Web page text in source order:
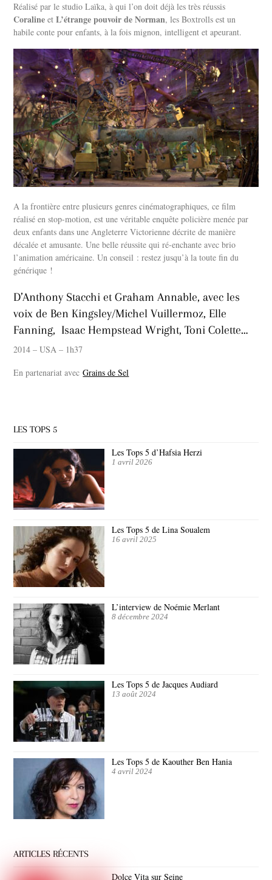
Réalisé par le studio Laïka, à qui l’on doit déjà les très réussis
Coraline etL’étrange pouvoir de Norman, les Boxtrolls est un
habile conte pour enfants, à la fois mignon, intelligent et apeurant.
A la frontière entre plusieurs genres cinématographiques, ce film
réalisé en stop-motion, est une véritable enquête policière menée par
deux enfants dans une Angleterre Victorienne décrite de manière
décalée et amusante. Une belle réussite qui ré-enchante avec brio
l’animation américaine. Un conseil : restez jusqu’à la toute fin du
générique !
D’Anthony Stacchi et Graham Annable, avec les
voix de Ben Kingsley/Michel Vuillermoz, Elle
Fanning, Isaac Hempstead Wright, Toni Colette…
2014 – USA – 1h37
En partenariat avecGrains de Sel
LES TOPS 5
Les Tops 5 d’Hafsia Herzi
1 avril 2026
Les Tops 5 de Lina Soualem
16 avril 2025
L’interview de Noémie Merlant
8 décembre 2024
Les Tops 5 de Jacques Audiard
13 août 2024
Les Tops 5 de Kaouther Ben Hania
4 avril 2024
ARTICLES RÉCENTS
Dolce Vita sur Seine